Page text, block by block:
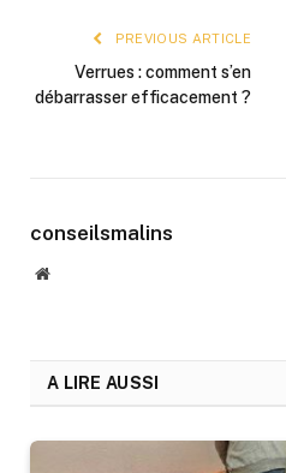
PREVIOUS ARTICLE
Verrues : comment s’en
débarrasser efficacement ?
conseilsmalins
Website
A LIRE AUSSI